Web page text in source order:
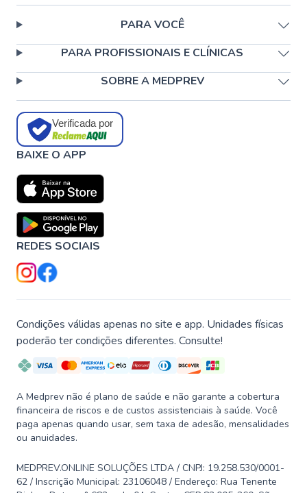
PARA VOCÊ
PARA PROFISSIONAIS E CLÍNICAS
SOBRE A MEDPREV
Verificada por
BAIXE O APP
REDES SOCIAIS
Condições válidas apenas no site e app. Unidades físicas
poderão ter condições diferentes. Consulte!
A Medprev não é plano de saúde e não garante a cobertura
financeira de riscos e de custos assistenciais à saúde. Você
paga apenas quando usar, sem taxa de adesão, mensalidades
ou anuidades.
MEDPREV.ONLINE SOLUÇÕES LTDA / CNPJ: 19.258.530/0001-
62 / Inscrição Municipal: 23106048 / Endereço: Rua Tenente